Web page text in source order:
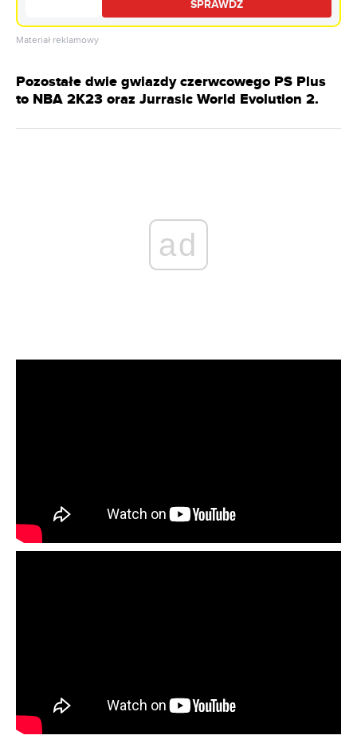
SPRAWDŹ
Materiał reklamowy
Pozostałe dwie gwiazdy czerwcowego PS Plus
to NBA 2K23 oraz Jurrasic World Evolution 2.
ad